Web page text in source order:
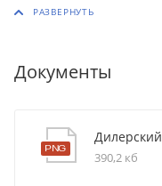
Документы
390,2 кб